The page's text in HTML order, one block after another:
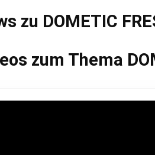
zu DOMETIC
zum Thema